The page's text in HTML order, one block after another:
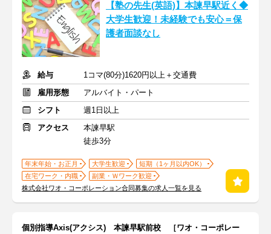
【塾の先生(英語)】本諫早駅近く◆
大学生歓迎！未経験でも安心＝保
護者面談なし
給与
1コマ(80分)1620円以上＋交通費
雇用形態
アルバイト・パート
シフト
週1日以上
アクセス
本諫早駅
徒歩3分
年末年始・お正月 大学生歓迎
短期（1ヶ月以内OK）
在宅ワーク・内職
副業・Ｗワーク歓迎
株式会社ワオ・コーポレーション合同募集の求人一覧を見る
個別指導Axis(アクシス) 本諫早駅前校 ［ワオ・コーポレー